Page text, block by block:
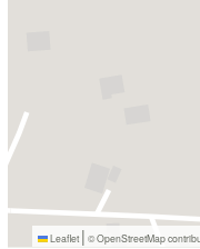
Leaflet | © OpenStreetMap